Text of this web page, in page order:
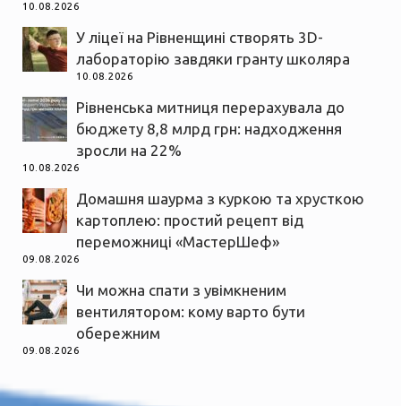
10.08.2026
У ліцеї на Рівненщині створять 3D-
лабораторію завдяки гранту школяра
10.08.2026
Рівненська митниця перерахувала до
бюджету 8,8 млрд грн: надходження
зросли на 22%
10.08.2026
Домашня шаурма з куркою та хрусткою
картоплею: простий рецепт від
переможниці «МастерШеф»
09.08.2026
Чи можна спати з увімкненим
вентилятором: кому варто бути
обережним
09.08.2026